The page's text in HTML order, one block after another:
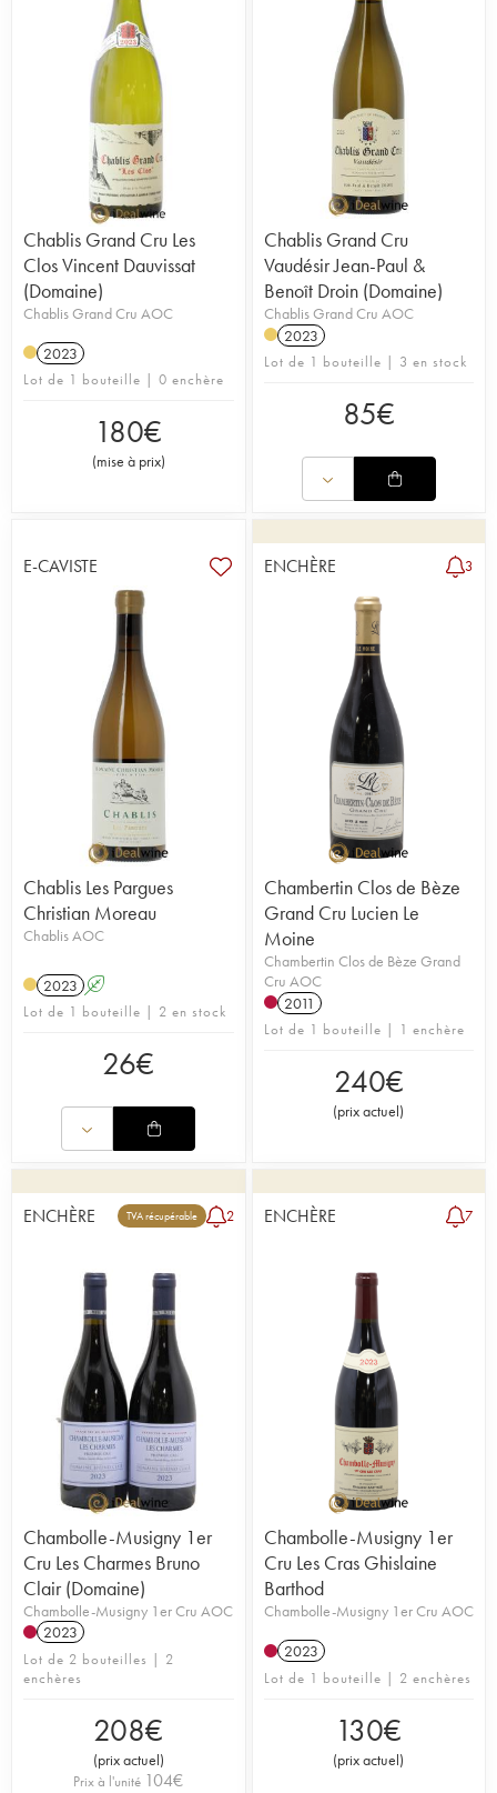
Chablis Grand Cru Les
Clos Vincent Dauvissat
(Domaine)
Chablis Grand Cru AOC
2023
Lot de 1 bouteille | 0 enchère
180€
(mise à prix)
Chablis Grand Cru
Vaudésir Jean-Paul &
Benoît Droin (Domaine)
Chablis Grand Cru AOC
2023
Lot de 1 bouteille | 3 en stock
85€
E-CAVISTE
Chablis Les Pargues
Christian Moreau
Chablis AOC
2023 A
Lot de 1 bouteille | 2 en stock
26€
ENCHÈRE 3
Chambertin Clos de Bèze
Grand Cru Lucien Le
Moine
Chambertin Clos de Bèze Grand
Cru AOC
2011
Lot de 1 bouteille | 1 enchère
240€
(prix actuel)
ENCHÈRE TVA récupérable 2
Chambolle-Musigny 1er
Cru Les Charmes Bruno
Clair (Domaine)
Chambolle-Musigny 1er Cru AOC
2023
Lot de 2 bouteilles | 2
enchères
208€
(prix actuel)
Prix à l'unité 104€
ENCHÈRE 7
Chambolle-Musigny 1er
Cru Les Cras Ghislaine
Barthod
Chambolle-Musigny 1er Cru AOC
2023
Lot de 1 bouteille | 2 enchères
130€
(prix actuel)